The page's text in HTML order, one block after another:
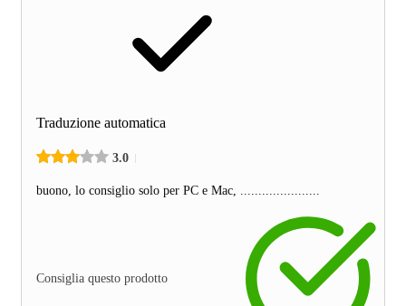
Traduzione automatica
3.0
buono, lo consiglio solo per PC e Mac, ......................
Consiglia questo prodotto